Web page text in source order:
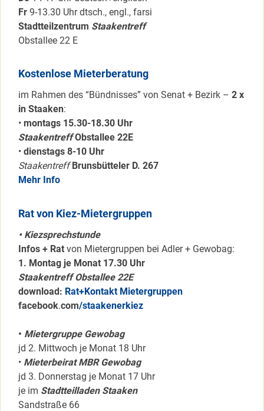
Fr 9-13.30 Uhr dtsch., engl., farsi
Stadtteilzentrum Staakentreff
Obstallee 22 E
Kostenlose Mieterberatung
im Rahmen des “Bündnisses” von Senat + Bezirk – 2 x
in Staaken:
• montags 15.30-18.30 Uhr
Staakentreff Obstallee 22E
• dienstags 8-10 Uhr
Staakentreff Brunsbütteler D. 267
Mehr Info
Rat von Kiez-Mietergruppen
• Kiezsprechstunde
Infos + Rat von Mietergruppen bei Adler + Gewobag:
1. Montag je Monat 17.30 Uhr
Staakentreff Obstallee 22E
download: Rat+Kontakt Mietergruppen
facebook.com/staakenerkiez
• Mietergruppe Gewobag
jd 2. Mittwoch je Monat 18 Uhr
• Mieterbeirat MBR Gewobag
jd 3. Donnerstag je Monat 17 Uhr
je im Stadtteilladen Staaken
Sandstraße 66